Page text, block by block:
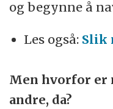
og begynne å
Les også: Slik
Men hvorfor er
andre, da?